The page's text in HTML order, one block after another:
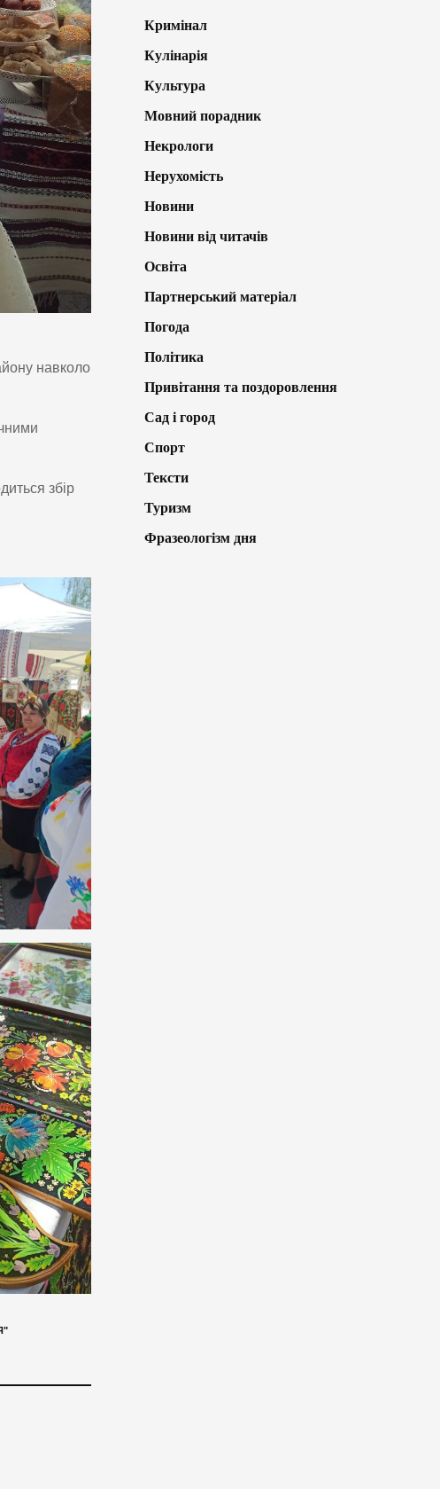
навколо
збір
Кримінал
Кулінарія
Культура
Мовний порадник
Некрологи
Нерухомість
Новини
Новини від читачів
Освіта
Партнерський матеріал
Погода
Політика
Привітання та поздоровлення
Сад і город
Спорт
Тексти
Туризм
Фразеологізм дня